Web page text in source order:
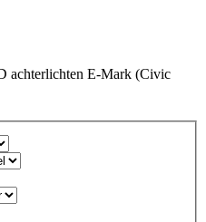
achterlichten E-Mark (Civic